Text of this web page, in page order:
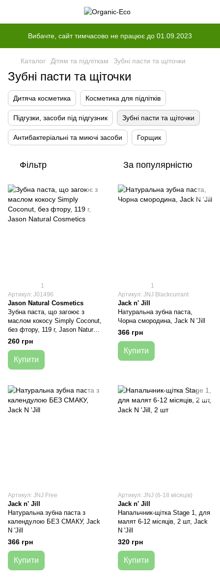
Вибачте, сайт тимчасово не працює до 01.09.2023
Каталог Дітям та підліткам Зубні пасти та щіточки
Зубні пасти та щіточки
Дитяча косметика Косметика для підлітків
Підгузки, засоби під підгузник Зубні пасти та щіточки
Антибактеріальні та миючі засоби Горщик
Фільтр За популярністю
1
Артикул: J01496
Jason Natural Cosmetics
Зубна паста, що загоює з
маслом кокосу Simply Coconut,
без фтору, 119 г, Jason Natural
Cosmetics
260 грн
Купити
1
Артикул: JNJ Blackcurrant
Jack n' Jill
Натуральна зубна паста,
Чорна смородина, Jack N 'Jill
366 грн
Купити
Артикул: JNJ Free
Jack n' Jill
Натуральна зубна паста з
календулою БЕЗ СМАКУ, Jack
N 'Jill
366 грн
Купити
Артикул: JNJ (6-18 місяців)
Jack n' Jill
Напальчник-щітка Stage 1, для
малят 6-12 місяців, 2 шт, Jack
N 'Jill
320 грн
Купити